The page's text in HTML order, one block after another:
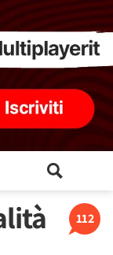
112